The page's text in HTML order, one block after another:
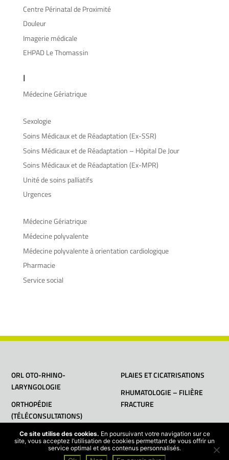
Centre Périnatal de Proximité
Douleur
Imagerie médicale
EHPAD Le Thomassin
I
Médecine Gériatrique
Sexologie
Soins Médicaux et de Réadaptation (Ex-SSR)
Soins Médicaux et de Réadaptation – Hôpital De Jour
Soins Médicaux et de Réadaptation (Ex-MPR)
Unité de soins palliatifs
Urgences
Médecine Gériatrique
Médecine polyvalente
Médecine polyvalente à orientation cardiologique
Pharmacie
Service social
ORL OTO-RHINO-
LARYNGOLOGIE
ORTHOPÉDIE
(TÉLÉCONSULTATIONS)
PLAIES ET CICATRISATIONS
RHUMATOLOGIE – FILIÈRE
FRACTURE
Ce site utilise des cookies. En poursuivant votre navigation sur ce
site, vous acceptez l’utilisation de cookies permettant de vous offrir un
service optimal et des contenus personnalisés.